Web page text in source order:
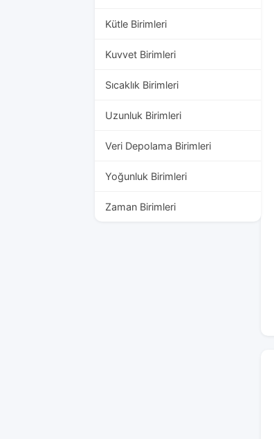
Kütle Birimleri
Kuvvet Birimleri
Sıcaklık Birimleri
Uzunluk Birimleri
Veri Depolama Birimleri
Yoğunluk Birimleri
Zaman Birimleri